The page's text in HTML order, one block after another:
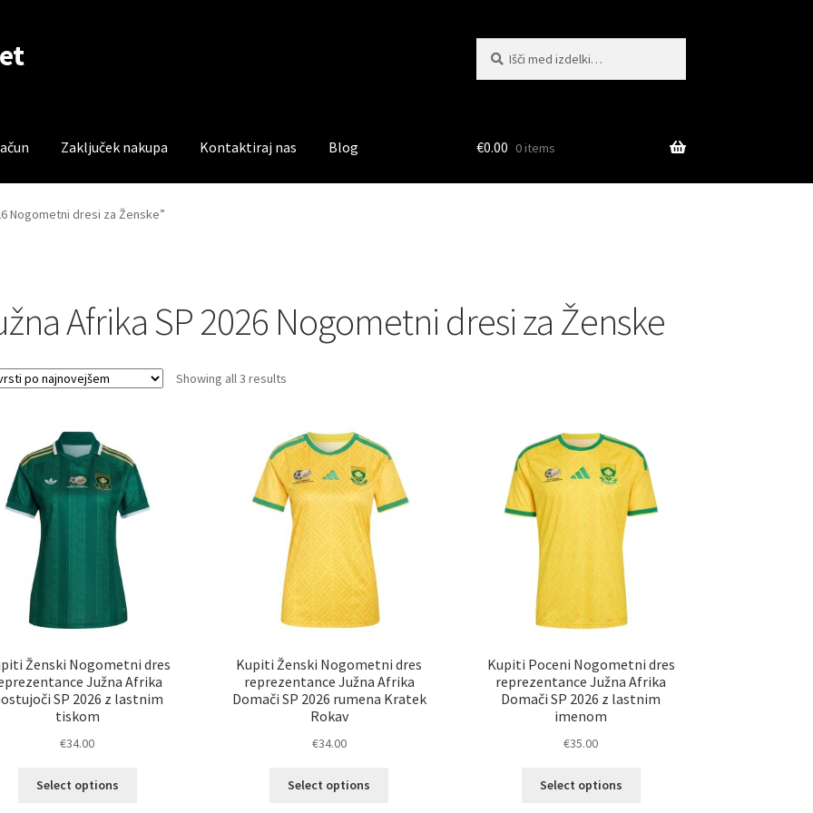
Zaključek nakupa Kontaktiraj nas Blog
Trgovina Zaključek nakupa
€0.00 0 items
Nogometni dresi za Ženske”
Afrika SP 2026 Nogometni dresi za Ženske
Showing all 3 resultsSorted
Ženski Nogometni dres
Južna Afrika
SP 2026 z lastnim
tiskom
€34.00
Select options
Kupiti Ženski Nogometni dres
reprezentance Južna Afrika
Domači SP 2026 rumena Kratek
Rokav
€34.00
Select options
Kupiti Poceni Nogometni dres
reprezentance Južna Afrika
Domači SP 2026 z lastnim
imenom
€35.00
Select options